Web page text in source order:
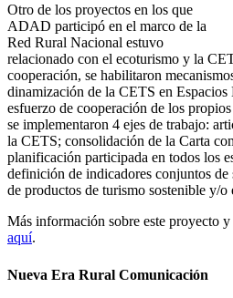
Otro de los proyectos en los que
ADAD participó en el marco de la
Red Rural Nacional estuvo
relacionado con el ecoturismo y la
cooperación, se habilitaron
dinamización de la CETS en Espacios
esfuerzo de cooperación de los
se implementaron 4 ejes de trabajo:
la CETS; consolidación de la Carta
planificación participada en todos los
definición de indicadores conjuntos
de productos de turismo sostenible y/o
Más información sobre este proyecto y
aquí.
Nueva Era Rural Comunicación